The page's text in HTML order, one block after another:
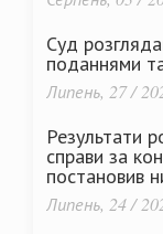
Суд
поданнями
Липень, 27 /
Результати
справи за
постановив
Липень, 24 /